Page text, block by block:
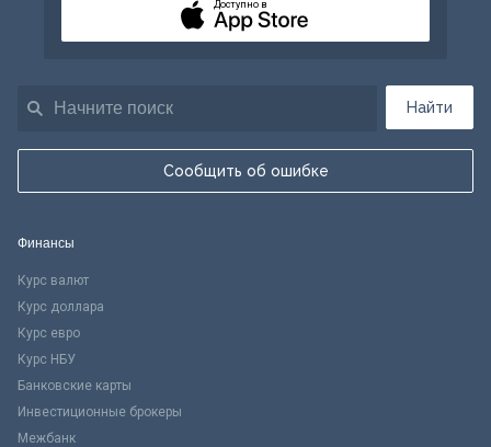
Найти
Сообщить об ошибке
Доступно в
Финансы
Курс валют
Курс доллара
Курс евро
Курс НБУ
Банковские карты
Инвестиционные брокеры
Межбанк